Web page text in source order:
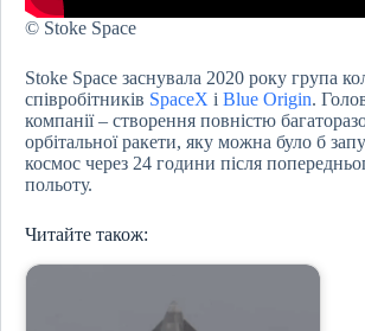
© Stoke Space
Stoke Space заснувала 2020 року група
співробітників SpaceX і Blue Origin.
компанії – створення повністю
орбітальної ракети, яку можна було б
космос через 24 години після
польоту.
Читайте також: